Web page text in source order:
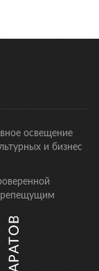
освещение
и бизнес